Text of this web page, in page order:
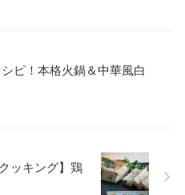
ピ！本格火鍋＆中華風白
ッキング】鶏